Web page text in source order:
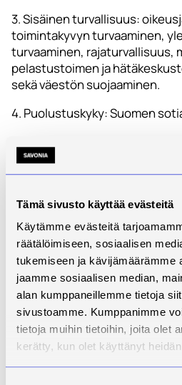
Tämä sivusto käyttää evästeitä
Käytämme evästeitä
räätälöimiseen, sosiaalisen
tukemiseen ja kävijämäärämme
jaamme sosiaalisen median,
alan kumppaneillemme tietoja
sivustoamme. Kumppanimme
tietoja muihin tietoihin, joita olet
kerätty, kun olet käyttänyt
3. Sisäinen turvallisuus:
toimintakyvyn turvaaminen,
turvaaminen, rajaturvallisuus,
pelastustoimen ja
sekä väestön suojaaminen.
4. Puolustuskyky: Suomen
ulkomaankaupan sujuvuuden
toiminta kansainvälisissä
6. Johtaminen: Valiton
päätöksenteon tukeminen,
ylläpitäminen.
7. Henkinen kriisinkestävyys:
ylläpitäminen, nuorisotyön ja
kansalaistoiminnan
eriarvoisuuden ehkäiseminen,
edistäminen ja väestön